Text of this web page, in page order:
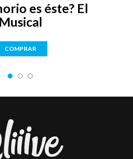
es éste? El
Musical
COMPRAR